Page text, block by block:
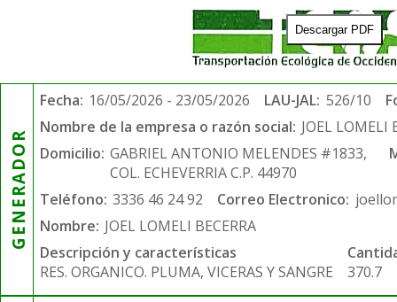
Descargar PDF
GENERADOR
Fecha: 16/05/2026 - 23/05/2026 LAU-JAL: 526/10
Nombre de la empresa o razón social: JOEL LOMELI
Domicilio: GABRIEL ANTONIO MELENDES #1833,
COL. ECHEVERRIA C.P. 44970
Teléfono: 3336 46 24 92 Correo Electronico:
Nombre: JOEL LOMELI BECERRA
Descripción y características
RES. ORGANICO. PLUMA, VICERAS Y SANGRE
370.7